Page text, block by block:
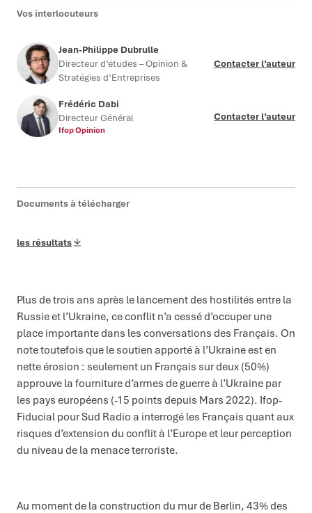
Vos interlocuteurs
Jean-Philippe Dubrulle
Directeur d’études – Opinion &
Stratégies d’Entreprises
Contacter l’auteur
Frédéric Dabi
Directeur Général
Ifop Opinion
Contacter l’auteur
Documents à télécharger
les résultats
Plus de trois ans après le lancement des hostilités entre la
Russie et l’Ukraine, ce conflit n’a cessé d’occuper une
place importante dans les conversations des Français. On
note toutefois que le soutien apporté à l’Ukraine est en
nette érosion : seulement un Français sur deux (50%)
approuve la fourniture d’armes de guerre à l’Ukraine par
les pays européens (-15 points depuis Mars 2022). Ifop-
Fiducial pour Sud Radio a interrogé les Français quant aux
risques d’extension du conflit à l’Europe et leur perception
du niveau de la menace terroriste.
Au moment de la construction du mur de Berlin, 43% des